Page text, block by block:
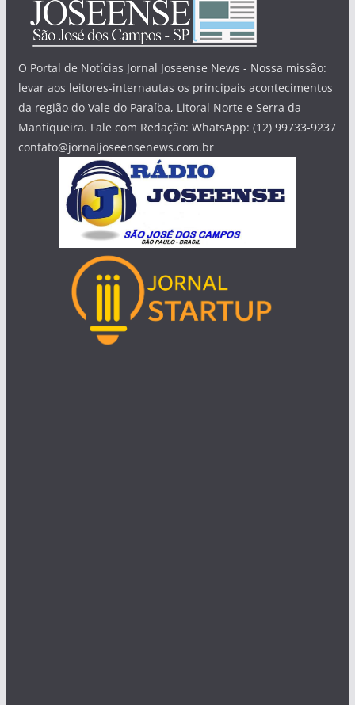
O Portal de Notícias Jornal Joseense News - Nossa missão:
levar aos leitores-internautas os principais acontecimentos
da região do Vale do Paraíba, Litoral Norte e Serra da
Mantiqueira. Fale com Redação: WhatsApp: (12) 99733-9237
contato@jornaljoseensenews.com.br